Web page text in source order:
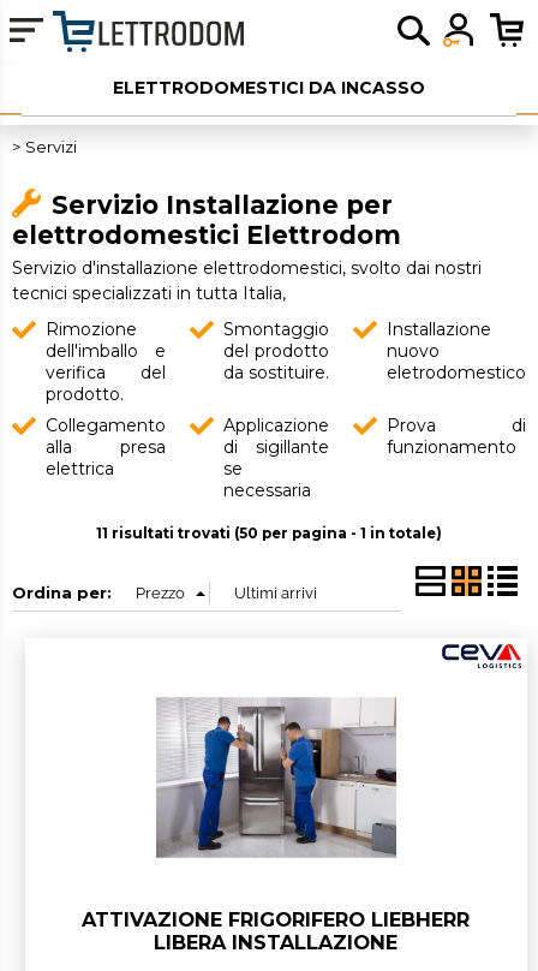
ELETTRODOMESTICI DA INCASSO
ELETTRODOMESTICI LIBERA INSTALLAZIONE
PICCOLI ELETTRODOMESTICI
AUDIO
SERVIZI AGGIUNTIVI
OUTLET
Servizi
Servizio Installazione per
elettrodomestici Elettrodom
Servizio d'installazione elettrodomestici, svolto dai nostri
tecnici specializzati in tutta Italia,
Rimozione
dell'imballo e
verifica del
prodotto.
Smontaggio
del prodotto
da sostituire.
Installazione
nuovo
eletrodomestico
Collegamento
alla presa
elettrica
Applicazione
di sigillante
se
necessaria
Prova di
funzionamento
11 risultati trovati (50 per pagina - 1 in totale)
Ordina per:
ATTIVAZIONE FRIGORIFERO LIEBHERR
LIBERA INSTALLAZIONE